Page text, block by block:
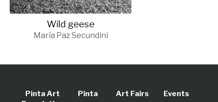
Wild geese
María Paz Secundini
Pinta Art
Pinta
Art Fairs
Events